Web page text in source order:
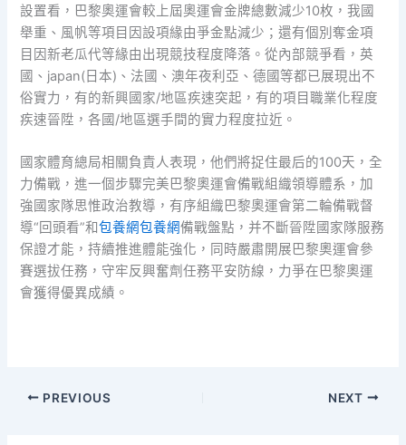
設置看，巴黎奧運會較上屆奧運會金牌總數減少10枚，我國
舉重、風帆等項目因設項緣由爭金點減少；還有個別奪金項
目因新老瓜代等緣由出現競技程度降落。從內部競爭看，英
國、japan(日本)、法國、澳年夜利亞、德國等都已展現出不
俗實力，有的新興國家/地區疾速突起，有的項目職業化程度
疾速晉陞，各國/地區選手間的實力程度拉近。
國家體育總局相關負責人表現，他們將捉住最后的100天，全
力備戰，進一個步驟完美巴黎奧運會備戰組織領導體系，加
強國家隊思惟政治教導，有序組織巴黎奧運會第二輪備戰督
導“回頭看”和包養網包養網備戰盤點，并不斷晉陞國家隊服務
保證才能，持續推進體能強化，同時嚴肅開展巴黎奧運會參
賽選拔任務，守牢反興奮劑任務平安防線，力爭在巴黎奧運
會獲得優異成績。
PREVIOUS NEXT